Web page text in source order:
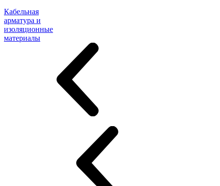
Кабельная
арматура и
изоляционные
материалы